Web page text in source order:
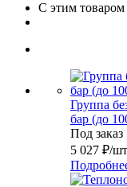
С этим
Группа
бар (до
Под заказ
5 027 ₽/шт